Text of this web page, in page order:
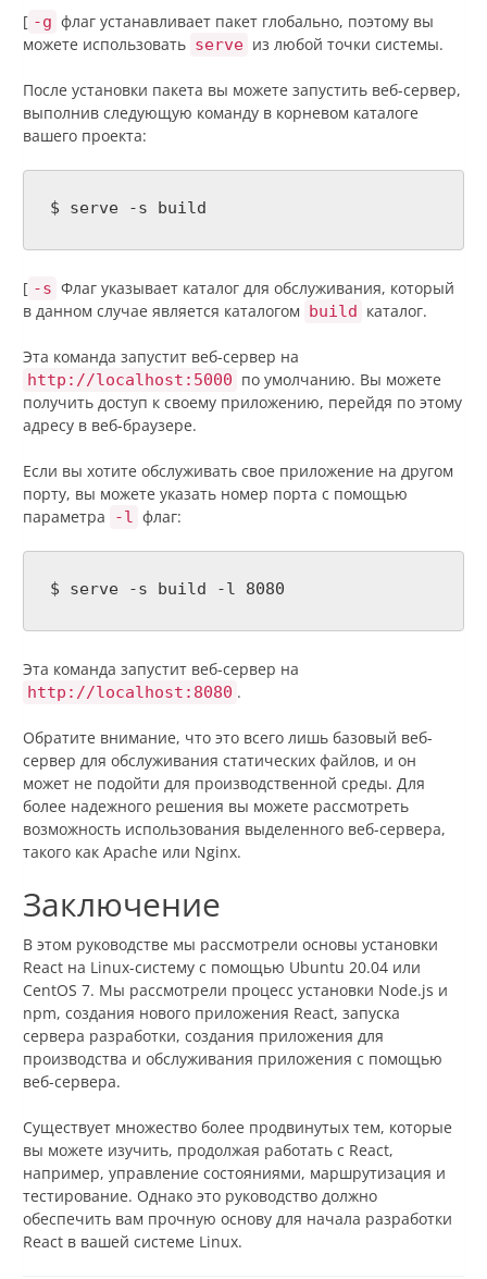
[ -g флаг устанавливает пакет глобально, поэтому вы
можете использовать serve из любой точки системы.
После установки пакета вы можете запустить веб-сервер,
выполнив следующую команду в корневом каталоге
вашего проекта:
$ serve -s build
[ -s Флаг указывает каталог для обслуживания, который
в данном случае является каталогом build каталог.
Эта команда запустит веб-сервер на
http://localhost:5000 по умолчанию. Вы можете
получить доступ к своему приложению, перейдя по этому
адресу в веб-браузере.
Если вы хотите обслуживать свое приложение на другом
порту, вы можете указать номер порта с помощью
параметра
-l флаг:
$ serve -s build -l 8080
Эта команда запустит веб-сервер на
http://localhost:8080 .
Обратите внимание, что это всего лишь базовый веб-
сервер для обслуживания статических файлов, и он
может не подойти для производственной среды. Для
более надежного решения вы можете рассмотреть
возможность использования выделенного веб-сервера,
такого как Apache или Nginx.
Заключение
В этом руководстве мы рассмотрели основы установки
React на Linux-систему с помощью Ubuntu 20.04 или
CentOS 7. Мы рассмотрели процесс установки Node.js и
npm, создания нового приложения React, запуска
сервера разработки, создания приложения для
производства и обслуживания приложения с помощью
веб-сервера.
Существует множество более продвинутых тем, которые
вы можете изучить, продолжая работать с React,
например, управление состояниями, маршрутизация и
тестирование. Однако это руководство должно
обеспечить вам прочную основу для начала разработки
React в вашей системе Linux.